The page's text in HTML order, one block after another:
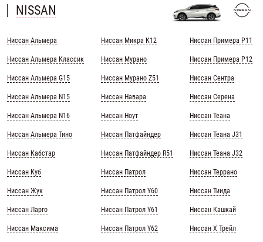
NISSAN
Ниссан Альмера
Ниссан Альмера Классик
Ниссан Альмера G15
Ниссан Альмера N15
Ниссан Альмера N16
Ниссан Альмера Тино
Ниссан Кабстар
Ниссан Куб
Ниссан Жук
Ниссан Ларго
Ниссан Максима
Ниссан Микра К12
Ниссан Мурано
Ниссан Мурано Z51
Ниссан Навара
Ниссан Ноут
Ниссан Патфайндер
Ниссан Патфайндер R51
Ниссан Патрол
Ниссан Патрол Y60
Ниссан Патрол Y61
Ниссан Патрол Y62
Ниссан Примера Р11
Ниссан Примера Р12
Ниссан Сентра
Ниссан Серена
Ниссан Теана
Ниссан Теана J31
Ниссан Теана J32
Ниссан Террано
Ниссан Тиида
Ниссан Кашкай
Ниссан Х Трейл